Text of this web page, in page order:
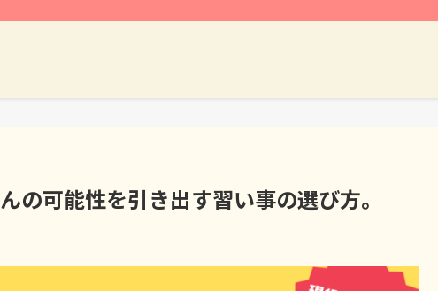
の可能性を引き出す習い事の選び方。